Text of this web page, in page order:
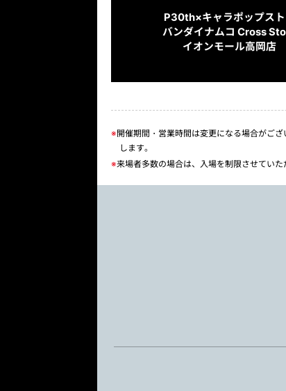
P30th×キャラポップス
バンダイナムコ Cross
イオンモール高岡店
※開催期間・営業時間は変更になる場合がご
します。
※来場者多数の場合は、入場を制限させていた